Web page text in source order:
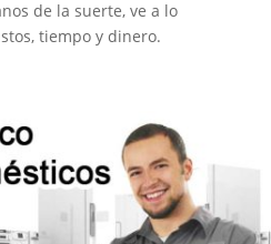
de la suerte, ve a lo
tiempo y dinero.